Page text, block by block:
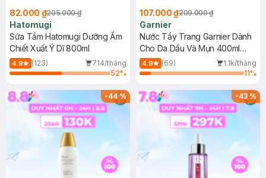
82.000 ₫205.000 ₫
Hatomugi
Sữa Tắm Hatomugi Dưỡng Ẩm
Chiết Xuất Ý Dĩ 800ml
4.9 (123)
714/tháng
52%
107.000 ₫209.000 ₫
Garnier
Nước Tẩy Trang Garnier Dành
Cho Da Dầu Và Mụn 400ml
(Mới)
4.9 (69)
1.1k/tháng
11%
-44% -43%